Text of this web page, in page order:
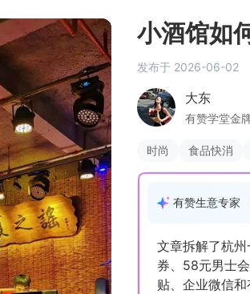
小酒馆如
发布于 2026-06-02
大东
有赞学堂金
时尚 食品快消
有赞生意专家
文章拆解了杭
券、58元男士
贴、企业微信